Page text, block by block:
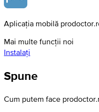
Aplicația mobilă
Mai multe funcții noi
Instalați
Spune
Cum putem face